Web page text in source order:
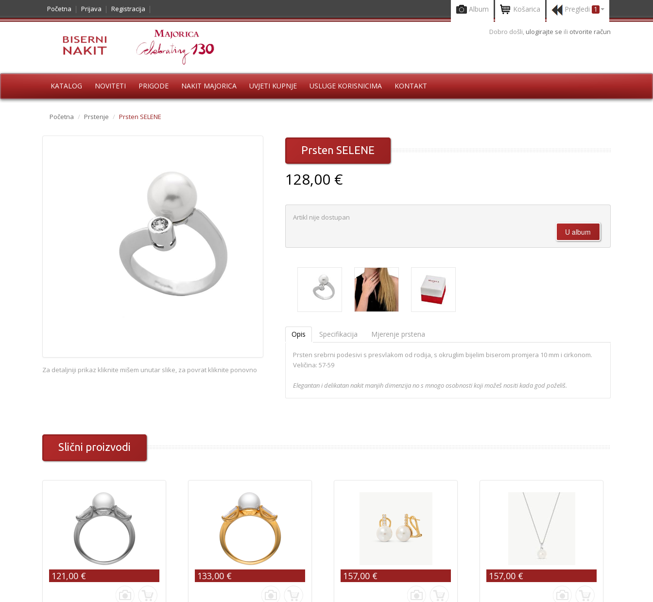
Početna Prijava Registracija Album Košarica Pregledi 1
Dobro došli, ulogirajte se ili otvorite račun
KATALOG NOVITETI PRIGODE NAKIT MAJORICA UVJETI KUPNJE USLUGE KORISNICIMA KONTAKT
Početna / Prstenje / Prsten SELENE
Za detaljniji prikaz kliknite mišem unutar slike, za povrat kliknite ponovno
Prsten SELENE
128,00 €
Artikl nije dostupan
Opis Specifikacija Mjerenje prstena
Prsten srebrni podesivi s presvlakom od rodija, s okruglim bijelim biserom promjera 10 mm i cirkonom.
Veličina: 57-59
Elegantan i delikatan nakit manjih dimenzija no s mnogo osobnosti koji možeš nositi kada god poželiš.
Slični proizvodi
121,00 € 133,00 € 157,00 € 157,00 €